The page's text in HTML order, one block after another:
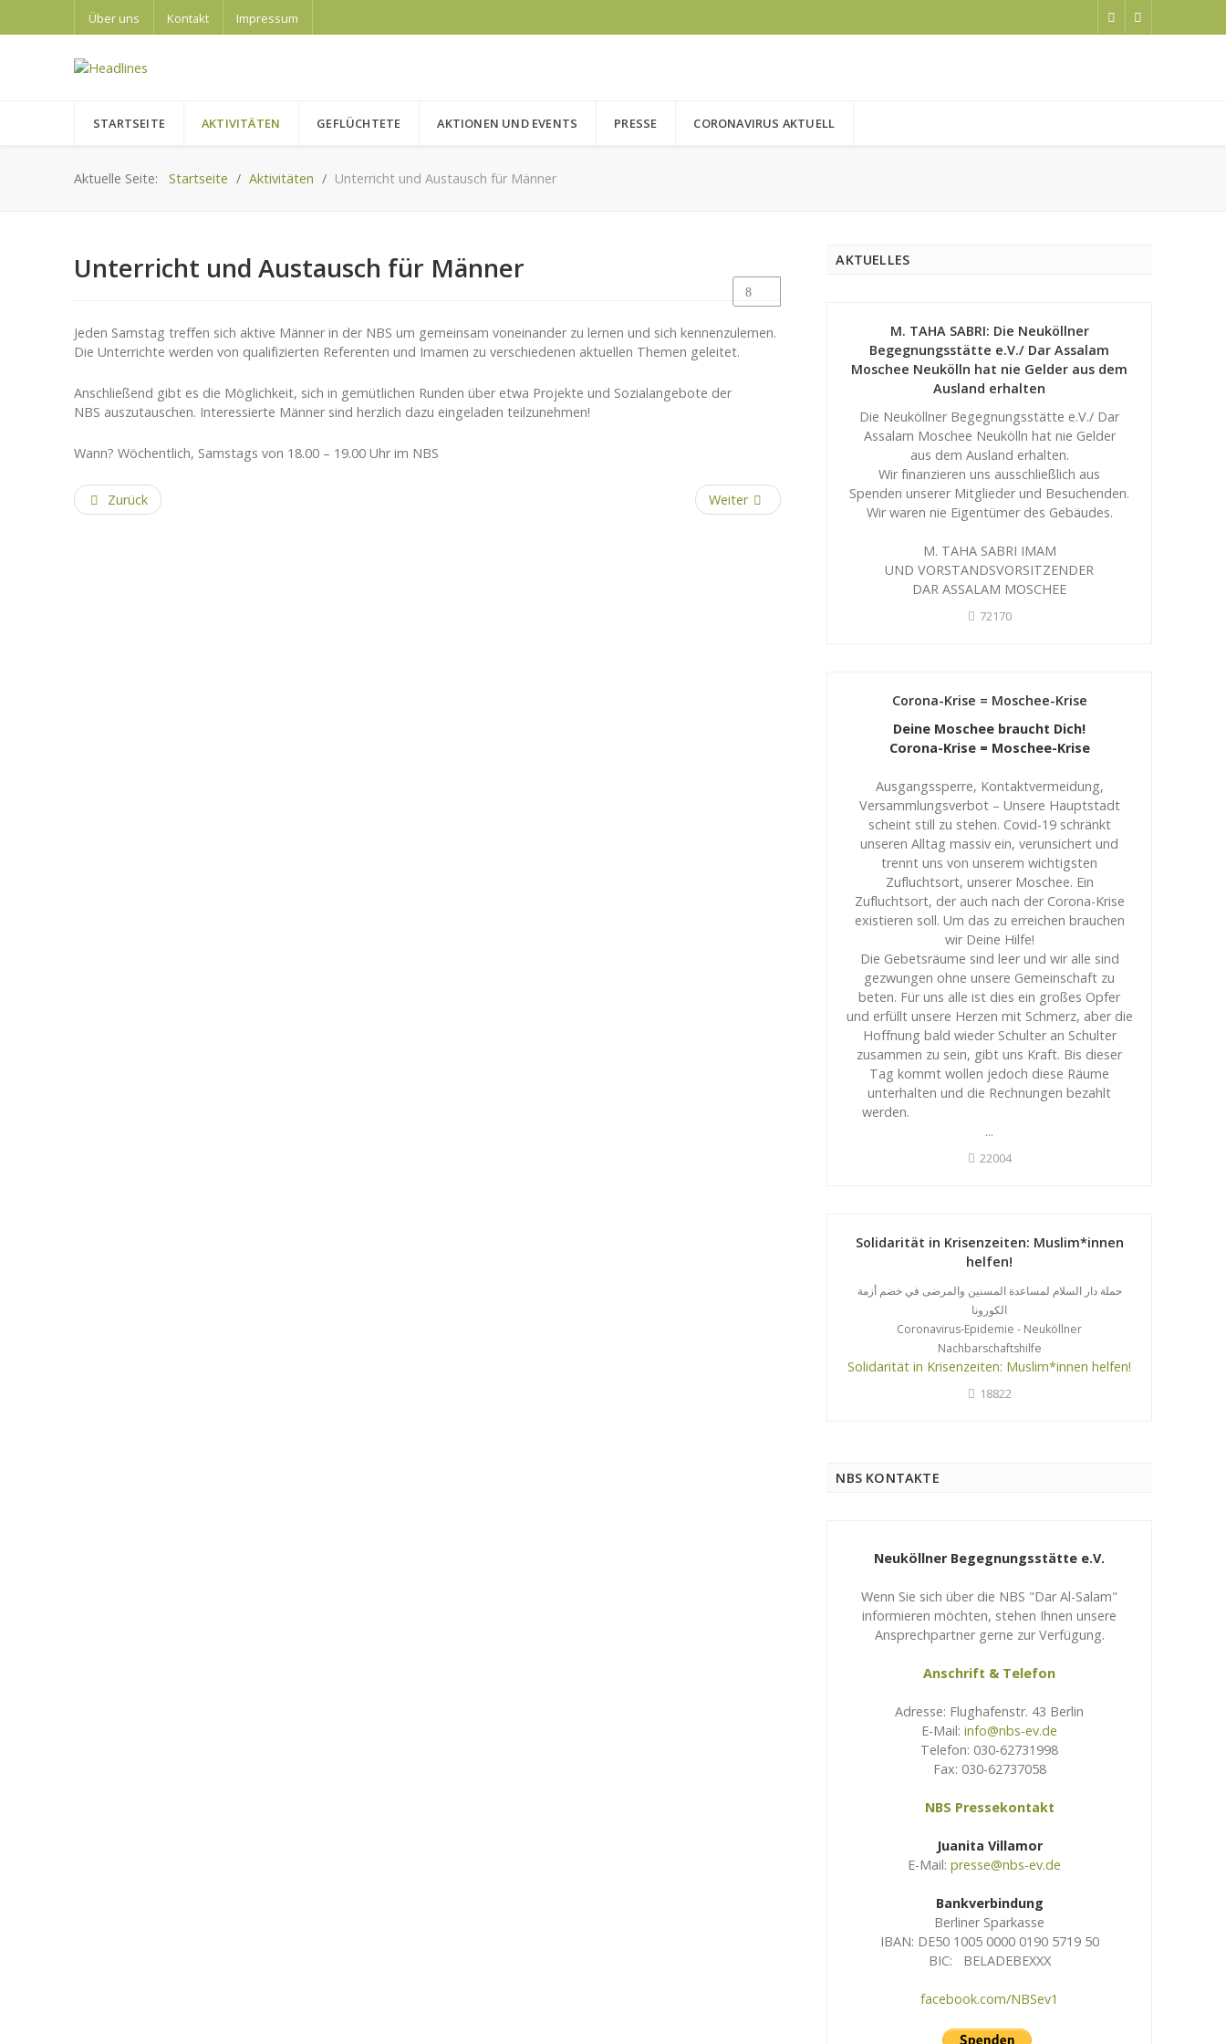
Über uns Kontakt Impressum
STARTSEITE AKTIVITÄTEN GEFLÜCHTETE AKTIONEN UND EVENTS PRESSE CORONAVIRUS AKTUELL
Aktuelle Seite: Startseite Aktivitäten Unterricht und Austausch für Männer
Unterricht und Austausch für Männer
Jeden Samstag treffen sich aktive Männer in der NBS um gemeinsam voneinander zu lernen und sich kennenzulernen.
Die Unterrichte werden von qualifizierten Referenten und Imamen zu verschiedenen aktuellen Themen geleitet.
Anschließend gibt es die Möglichkeit, sich in gemütlichen Runden über etwa Projekte und Sozialangebote der
NBS auszutauschen. Interessierte Männer sind herzlich dazu eingeladen teilzunehmen!
Wann? Wöchentlich, Samstags von 18.00 – 19.00 Uhr im NBS
Zurück Weiter
AKTUELLES
M. TAHA SABRI: Die Neuköllner
Begegnungsstätte e.V./ Dar Assalam
Moschee Neukölln hat nie Gelder aus dem
Ausland erhalten
Die Neuköllner Begegnungsstätte e.V./ Dar
Assalam Moschee Neukölln hat nie Gelder
aus dem Ausland erhalten.
Wir finanzieren uns ausschließlich aus
Spenden unserer Mitglieder und Besuchenden.
Wir waren nie Eigentümer des Gebäudes.
M. TAHA SABRI IMAM
UND VORSTANDSVORSITZENDER
DAR ASSALAM MOSCHEE
72170
Corona-Krise = Moschee-Krise
Deine Moschee braucht Dich!
Corona-Krise = Moschee-Krise
Ausgangssperre, Kontaktvermeidung,
Versammlungsverbot – Unsere Hauptstadt
scheint still zu stehen. Covid-19 schränkt
unseren Alltag massiv ein, verunsichert und
trennt uns von unserem wichtigsten
Zufluchtsort, unserer Moschee. Ein
Zufluchtsort, der auch nach der Corona-Krise
existieren soll. Um das zu erreichen brauchen
wir Deine Hilfe!
Die Gebetsräume sind leer und wir alle sind
gezwungen ohne unsere Gemeinschaft zu
beten. Für uns alle ist dies ein großes Opfer
und erfüllt unsere Herzen mit Schmerz, aber die
Hoffnung bald wieder Schulter an Schulter
zusammen zu sein, gibt uns Kraft. Bis dieser
Tag kommt wollen jedoch diese Räume
unterhalten und die Rechnungen bezahlt
werden.
...
22004
Solidarität in Krisenzeiten: Muslim*innen
helfen!
حملة دار السلام لمساعدة المسنين والمرضى في خضم أزمة
الكورونا
Coronavirus-Epidemie - Neuköllner
Nachbarschaftshilfe
Solidarität in Krisenzeiten: Muslim*innen helfen!
18822
NBS KONTAKTE
Neuköllner Begegnungsstätte e.V.
Wenn Sie sich über die NBS "Dar Al-Salam"
informieren möchten, stehen Ihnen unsere
Ansprechpartner gerne zur Verfügung.
Anschrift & Telefon
Adresse: Flughafenstr. 43 Berlin
E-Mail:info@nbs-ev.de
Telefon: 030-62731998
Fax: 030-62737058
NBS Pressekontakt
Juanita Villamor
E-Mail: presse@nbs-ev.de
Bankverbindung
Berliner Sparkasse
IBAN: DE50 1005 0000 0190 5719 50
BIC: BELADEBEXXX
facebook.com/NBSev1